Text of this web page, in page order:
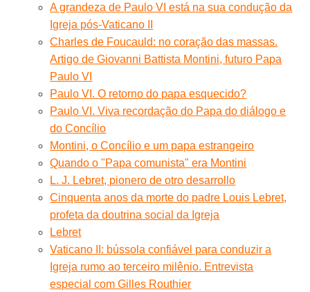
A grandeza de Paulo VI está na sua condução da
Igreja pós-Vaticano II
Charles de Foucauld: no coração das massas.
Artigo de Giovanni Battista Montini, futuro Papa
Paulo VI
Paulo VI. O retorno do papa esquecido?
Paulo VI. Viva recordação do Papa do diálogo e
do Concílio
Montini, o Concílio e um papa estrangeiro
Quando o "Papa comunista" era Montini
L. J. Lebret, pionero de otro desarrollo
Cinquenta anos da morte do padre Louis Lebret,
profeta da doutrina social da Igreja
Lebret
Vaticano II: bússola confiável para conduzir a
Igreja rumo ao terceiro milênio. Entrevista
especial com Gilles Routhier